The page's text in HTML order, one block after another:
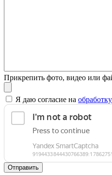
Прикрепить фото, видео или
Я даю согласие на
Отправить